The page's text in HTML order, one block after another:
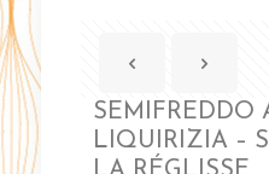
SEMIFREDDO
LIQUIRIZIA –